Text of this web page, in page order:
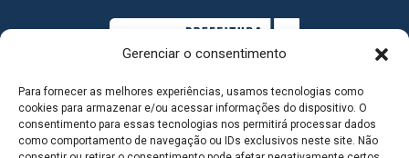
Gerenciar o consentimento
Para fornecer as melhores experiências, usamos tecnologias como
cookies para armazenar e/ou acessar informações do dispositivo. O
consentimento para essas tecnologias nos permitirá processar dados
como comportamento de navegação ou IDs exclusivos neste site. Não